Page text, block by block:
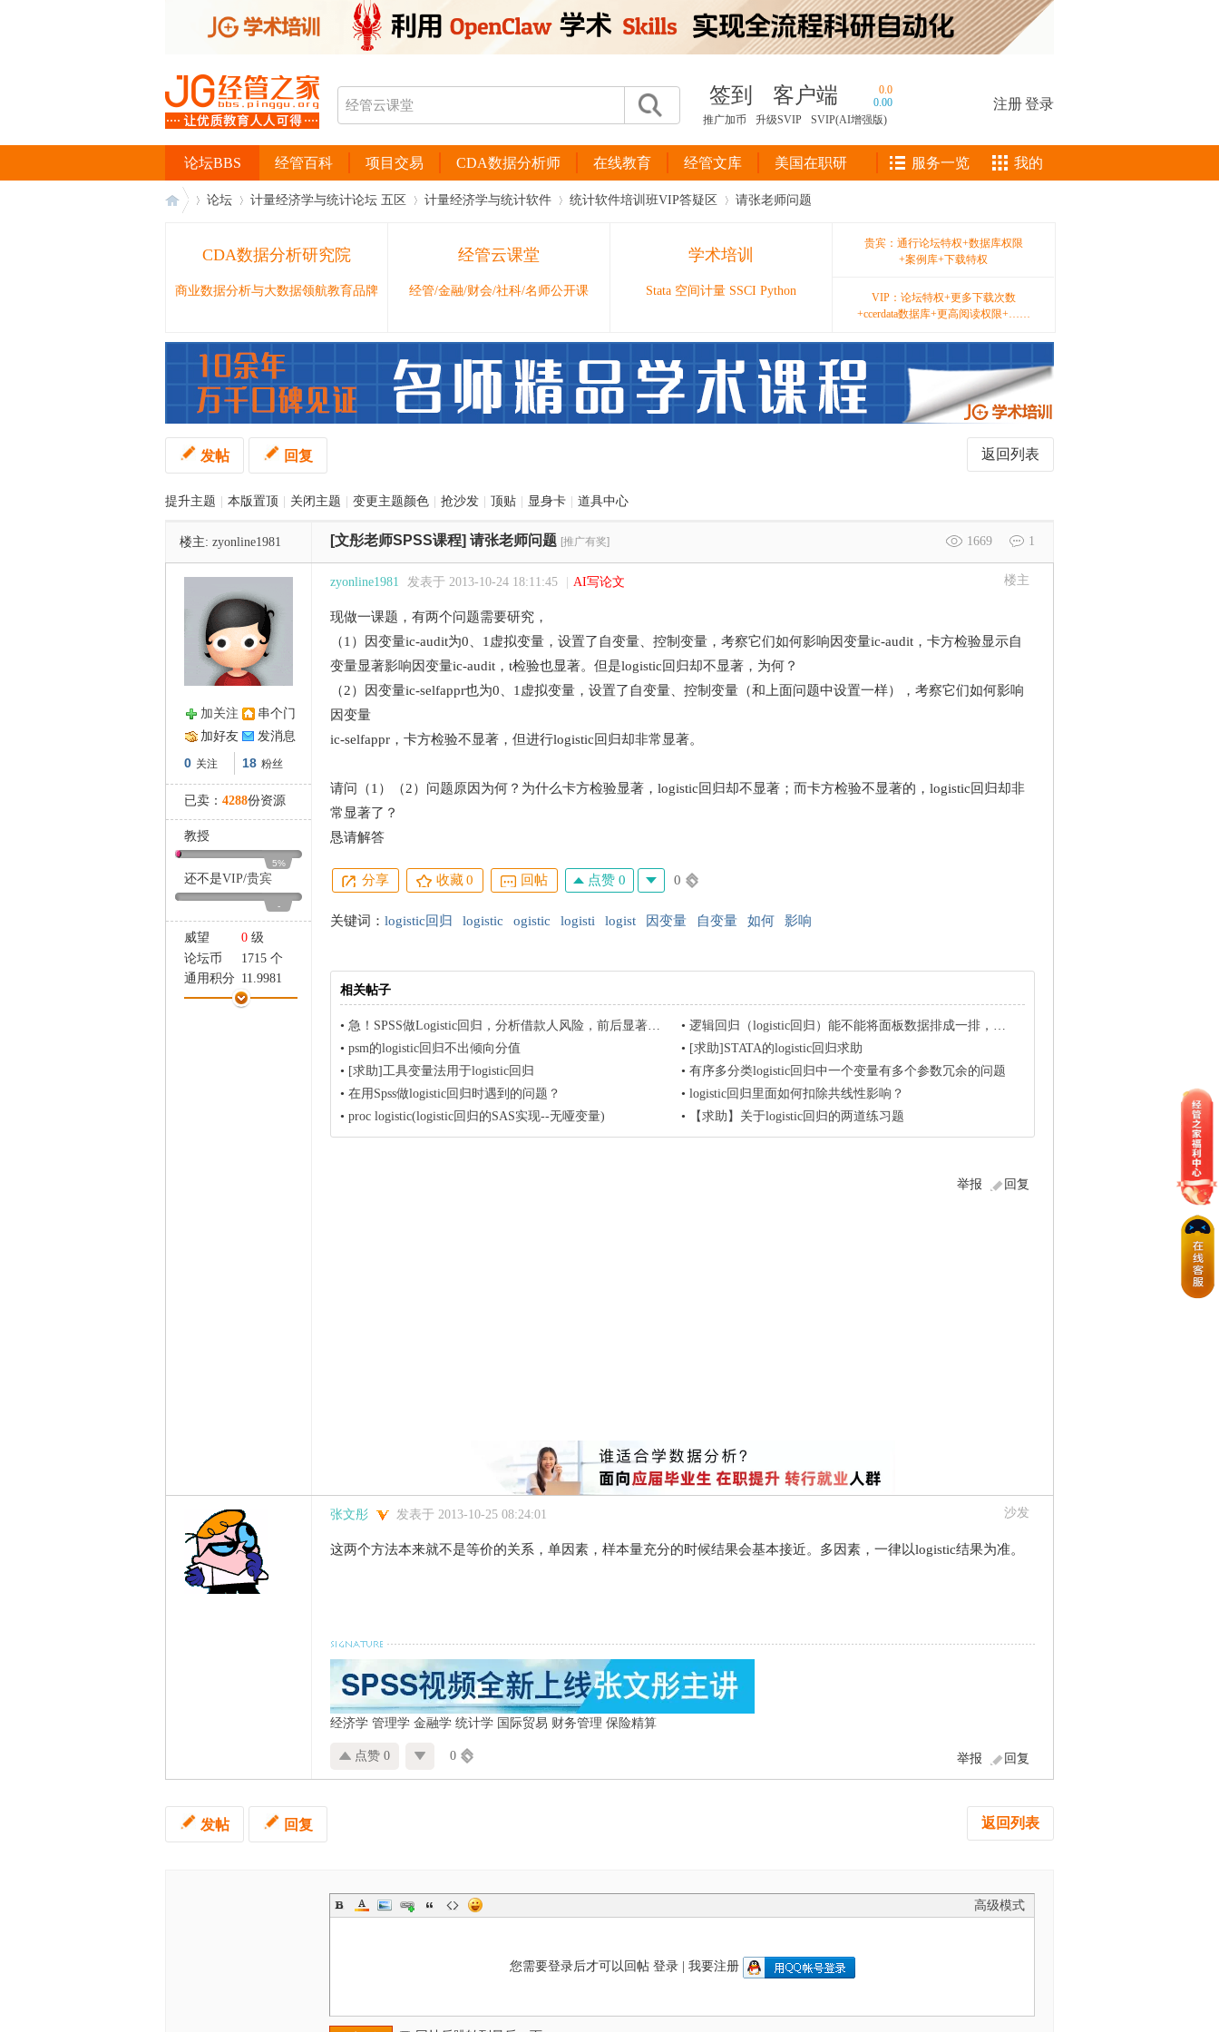
签到 客户端
0.0
0.00
推广加币
升级SVIP SVIP(AI增强版)
注册登录
经管百科 项目交易 CDA数据分析师 在线教育 经管文库 美国在职研
论坛BBS 服务一览 我的
家
论坛 计量经济学与统计论坛 五区 计量经济学与统计软件 统计软件培训班VIP答疑区 请张老师问题
CDA数据分析研究院
商业数据分析与大数据领航教育品牌
经管云课堂
经管/金融/财会/社科/名师公开课
学术培训
Stata 空间计量 SSCI Python
贵宾：通行论坛特权+数据库权限
+案例库+下载特权
VIP：论坛特权+更多下载次数
+ccerdata数据库+更高阅读权限+……
返回列表
发帖 回复
提升主题 本版置顶 关闭主题 变更主题颜色 抢沙发 顶贴 显身卡 道具中心
楼主: zyonline1981 1669 1
[文彤老师SPSS课程] 请张老师问题 [推广有奖]
加关注
串个门
加好友
发消息
0 关注 18 粉丝
已卖： 4288份资源
教授
5%
还不是VIP/贵宾
-
威望 0 级
论坛币
1715 个
通用积分 11.9981
学术水平
17 点
楼主
zyonline1981 发表于 2013-10-24 18:11:45 AI写论文
现做一课题，有两个问题需要研究，
（1）因变量ic-audit为0、1虚拟变量，设置了自变量、控制变量，考察它们如何影响因变量ic-audit，卡方检验显示自
变量显著影响因变量ic-audit，t检验也显著。但是logistic回归却不显著，为何？
（2）因变量ic-selfappr也为0、1虚拟变量，设置了自变量、控制变量（和上面问题中设置一样），考察它们如何影响
因变量
ic-selfappr，卡方检验不显著，但进行logistic回归却非常显著。
请问（1）（2）问题原因为何？为什么卡方检验显著，logistic回归却不显著；而卡方检验不显著的，logistic回归却非
常显著了？
恳请解答
分享 收藏0 回帖 点赞 0 0
关键词： logistic回归 logistic ogistic logisti logist 因变量 自变量 如何 影响
相关帖子
• 急！SPSS做Logistic回归，分析借款人风险，前后显著性不一致，求教为什么？ • 逻辑回归（logistic回归）能不能将面板数据排成一排，做简单ols？这样有没有什么问题
• psm的logistic回归不出倾向分值 • [求助]STATA的logistic回归求助
• [求助]工具变量法用于logistic回归 • 有序多分类logistic回归中一个变量有多个参数冗余的问题
• 在用Spss做logistic回归时遇到的问题？ • logistic回归里面如何扣除共线性影响？
• proc logistic(logistic回归的SAS实现--无哑变量) • 【求助】关于logistic回归的两道练习题
回复
举报
沙发
张文彤 发表于 2013-10-25 08:24:01
这两个方法本来就不是等价的关系，单因素，样本量充分的时候结果会基本接近。多因素，一律以logistic结果为准。
经济学 管理学 金融学 统计学 国际贸易 财务管理 保险精算
回复
举报
点赞 0 0
返回列表
发帖 回复
高级模式
您需要登录后才可以回帖 登录| 我要注册